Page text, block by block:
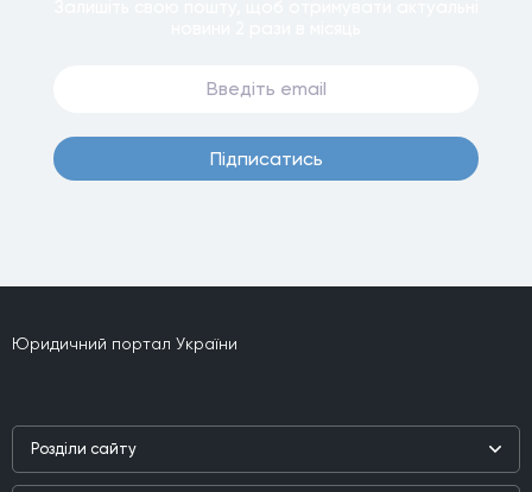
Пiдписатись
Юридичний портал України
Роздiли сайту
Наука